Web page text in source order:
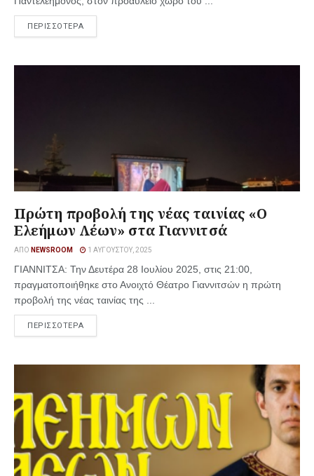
ΠΕΡΙΣΣΟΤΕΡΑ
Πρώτη προβολή της νέας ταινίας «Ο
Ελεήμων Λέων» στα Γιαννιτσά
ΑΠΌ NEWSROOM 1 ΑΥΓΟΎΣΤΟΥ, 2025
ΓΙΑΝΝΙΤΣΑ: Την Δευτέρα 28 Ιουλίου 2025, στις 21:00,
πραγματοποιήθηκε στο Ανοιχτό Θέατρο Γιαννιτσών η πρώτη
προβολή της νέας ταινίας της ...
ΠΕΡΙΣΣΟΤΕΡΑ